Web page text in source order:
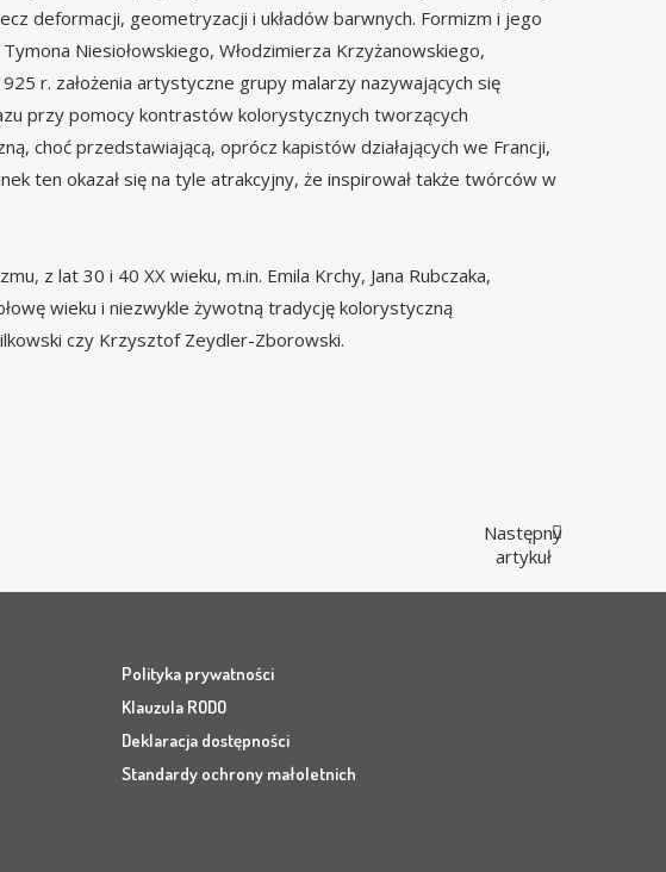
deformacji, geometryzacji i układów barwnych. Formizm i jego
Niesiołowskiego, Włodzimierza Krzyżanowskiego,
r. założenia artystyczne grupy malarzy nazywających się
przy pomocy kontrastów kolorystycznych tworzących
choć przedstawiającą, oprócz kapistów działających we Francji,
ten okazał się na tyle atrakcyjny, że inspirował także twórców w
z lat 30 i 40 XX wieku, m.in. Emila Krchy, Jana Rubczaka,
wieku i niezwykle żywotną tradycję kolorystyczną
czy Krzysztof Zeydler-Zborowski.
Następny
artykuł
Polityka prywatności
Klauzula RODO
Deklaracja dostępności
Standardy ochrony małoletnich